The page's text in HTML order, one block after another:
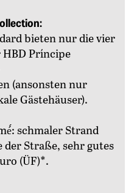
bieten nur die vier
HBD Príncipe
(ansonsten nur
Gästehäuser).
schmaler Strand
der Straße, sehr gutes
(ÜF)*.